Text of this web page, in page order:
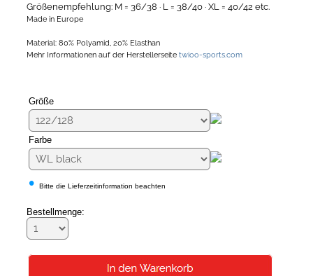
Größenempfehlung: M = 36/38 · L = 38/40 · XL = 40/42 etc.
Made in Europe
Material: 80% Polyamid, 20% Elasthan
Mehr Informationen auf der Herstellerseite twioo-sports.com
Größe
Farbe
• Bitte die Lieferzeitinformation beachten
Bestellmenge: